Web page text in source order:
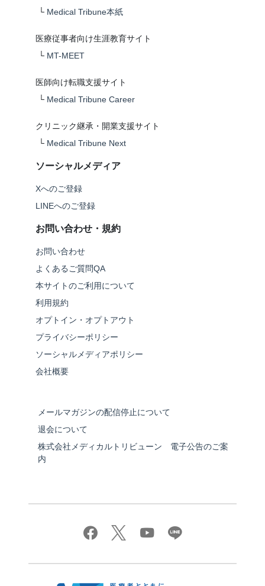
└ Medical Tribune本紙
医療従事者向け生涯教育サイト
└ MT-MEET
医師向け転職支援サイト
└ Medical Tribune Career
クリニック継承・開業支援サイト
└ Medical Tribune Next
ソーシャルメディア
Xへのご登録
LINEへのご登録
お問い合わせ・規約
お問い合わせ
よくあるご質問QA
本サイトのご利用について
利用規約
オプトイン・オプトアウト
プライバシーポリシー
ソーシャルメディアポリシー
会社概要
メールマガジンの配信停止について
退会について
株式会社メディカルトリビューン 電子公告のご案
内